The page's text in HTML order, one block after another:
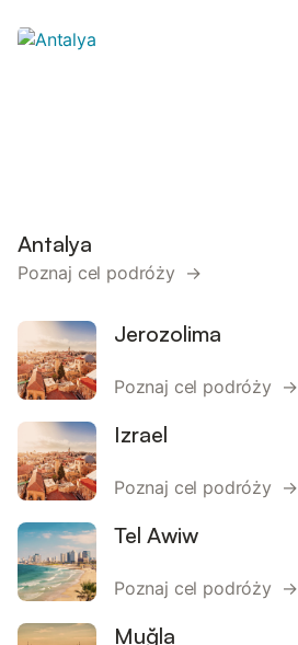
Antalya
Poznaj cel podróży →
Jerozolima
Poznaj cel podróży →
Izrael
Poznaj cel podróży →
Tel Awiw
Poznaj cel podróży →
Muğla